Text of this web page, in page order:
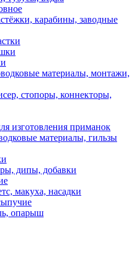
карабины, заводные
материалы, монтажи,
стопоры, коннекторы,
изготовления приманок
материалы, гильзы
дипы, добавки
макуха, насадки
опарыш